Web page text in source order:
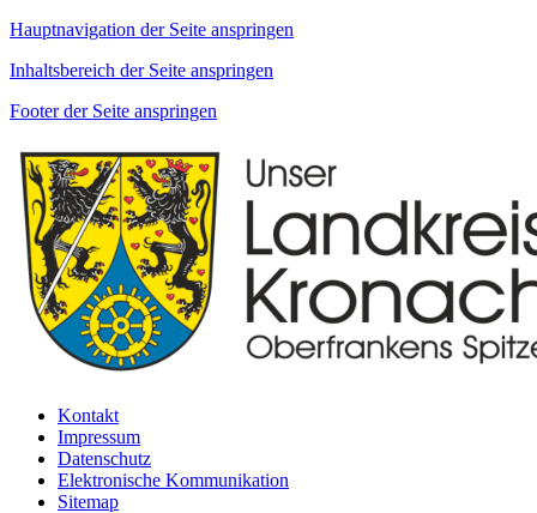
Hauptnavigation der Seite anspringen
Inhaltsbereich der Seite anspringen
Footer der Seite anspringen
Kontakt
Impressum
Datenschutz
Elektronische Kommunikation
Sitemap